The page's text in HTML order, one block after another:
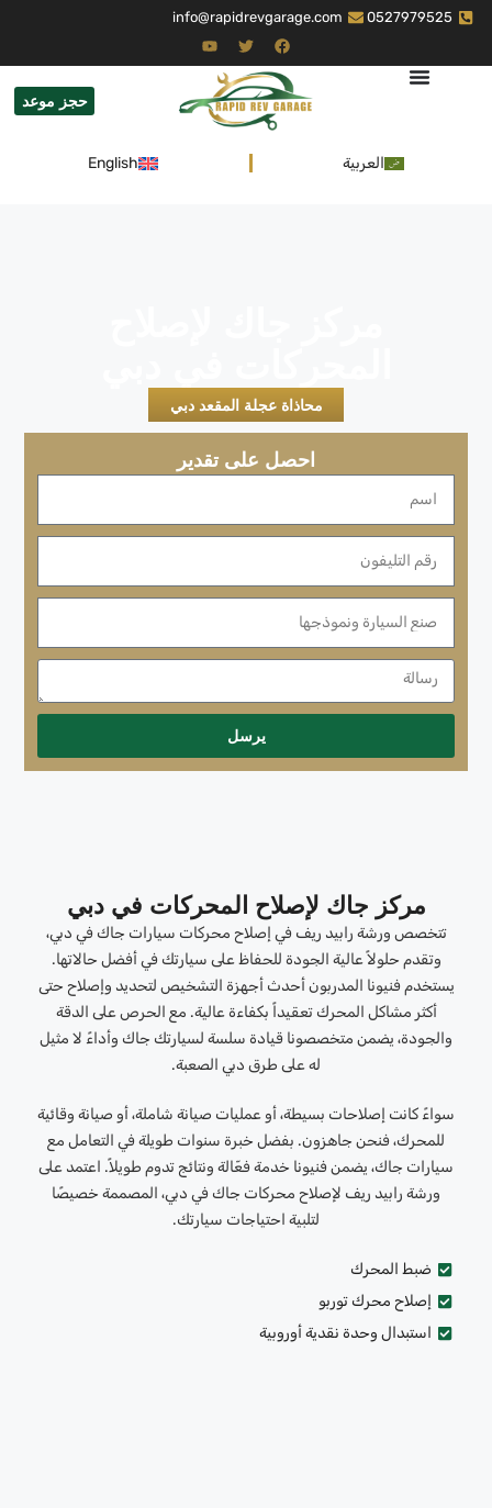
0527979525
info@rapidrevgarage.com
حجز موعد
العربية English
محاذاة عجلة المقعد دبي
احصل على تقدير
يرسل
مركز جاك لإصلاح المحركات في دبي
تتخصص ورشة رابيد ريف في إصلاح محركات سيارات جاك في دبي،
وتقدم حلولاً عالية الجودة للحفاظ على سيارتك في أفضل حالاتها.
يستخدم فنيونا المدربون أحدث أجهزة التشخيص لتحديد وإصلاح حتى
أكثر مشاكل المحرك تعقيداً بكفاءة عالية. مع الحرص على الدقة
والجودة، يضمن متخصصونا قيادة سلسة لسيارتك جاك وأداءً لا مثيل
له على طرق دبي الصعبة.
سواءً كانت إصلاحات بسيطة، أو عمليات صيانة شاملة، أو صيانة وقائية
للمحرك، فنحن جاهزون. بفضل خبرة سنوات طويلة في التعامل مع
سيارات جاك، يضمن فنيونا خدمة فعّالة ونتائج تدوم طويلاً. اعتمد على
ورشة رابيد ريف لإصلاح محركات جاك في دبي، المصممة خصيصًا
لتلبية احتياجات سيارتك.
ضبط المحرك
إصلاح محرك توربو
استبدال وحدة نقدية أوروبية